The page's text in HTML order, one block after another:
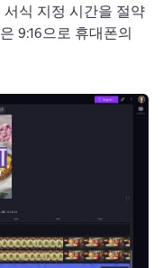
식 지정 시간을 절약
9:16으로 휴대폰의